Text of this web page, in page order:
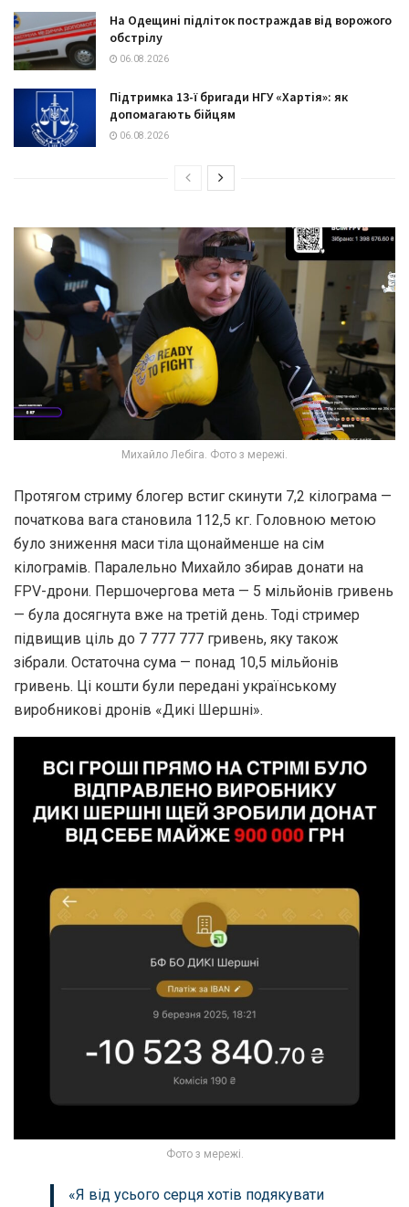
На Одещині підліток постраждав від ворожого
обстрілу
06.08.2026
Підтримка 13-ї бригади НГУ «Хартія»: як
допомагають бійцям
06.08.2026
Михайло Лебіга. Фото з мережі.
Протягом стриму блогер встиг скинути 7,2 кілограма —
початкова вага становила 112,5 кг. Головною метою
було зниження маси тіла щонайменше на сім
кілограмів. Паралельно Михайло збирав донати на
FPV-дрони. Першочергова мета — 5 мільйонів гривень
— була досягнута вже на третій день. Тоді стример
підвищив ціль до 7 777 777 гривень, яку також
зібрали. Остаточна сума — понад 10,5 мільйонів
гривень. Ці кошти були передані українському
виробникові дронів «Дикі Шершні».
Фото з мережі.
«Я від усього серця хотів подякувати